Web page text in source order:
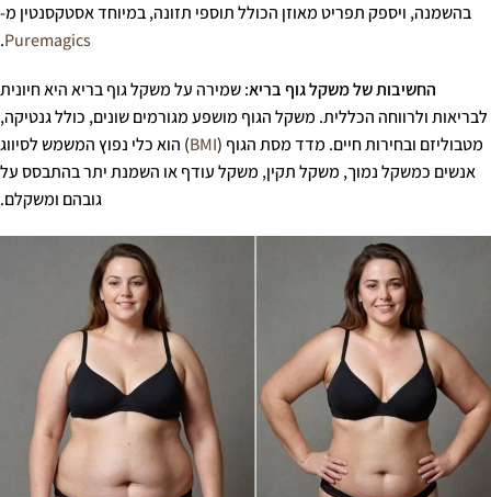
בהשמנה, ויספק תפריט מאוזן הכולל תוספי תזונה, במיוחד אסטקסנטין מ-
Puremagics
.
החשיבות של משקל גוף בריא: שמירה על משקל גוף בריא היא חיונית
לבריאות ולרווחה הכללית. משקל הגוף מושפע מגורמים שונים, כולל גנטיקה,
מטבוליזם ובחירות חיים. מדד מסת הגוף (BMI) הוא כלי נפוץ המשמש לסיווג
אנשים כמשקל נמוך, משקל תקין, משקל עודף או השמנת יתר בהתבסס על
גובהם ומשקלם.